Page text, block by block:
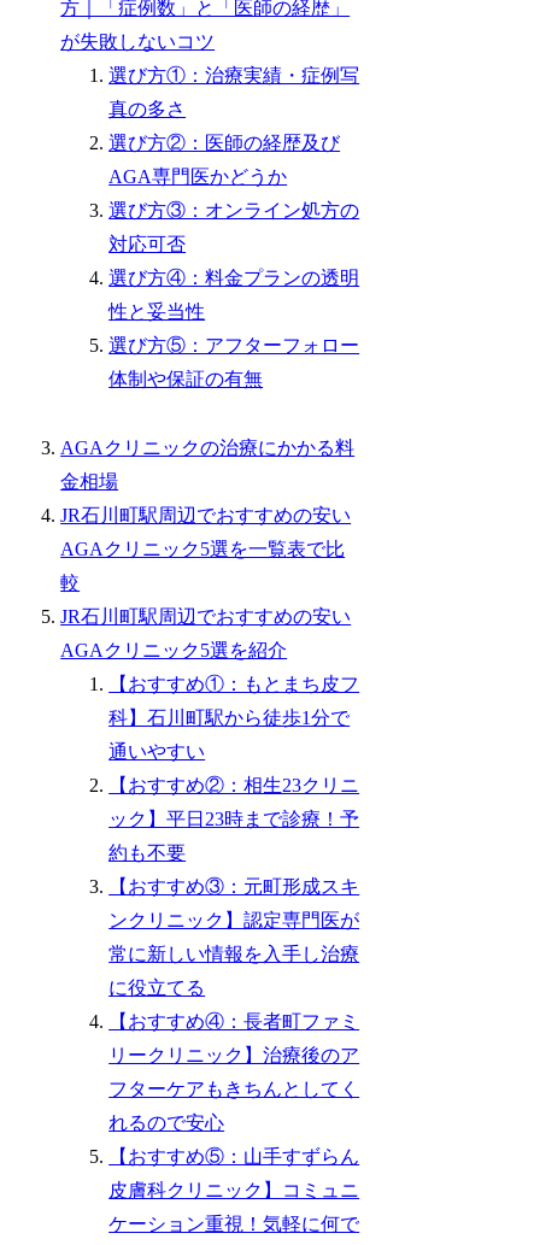
方｜「症例数」と「医師の経歴」
が失敗しないコツ
選び方①：治療実績・症例写
真の多さ
選び方②：医師の経歴及び
AGA専門医かどうか
選び方③：オンライン処方の
対応可否
選び方④：料金プランの透明
性と妥当性
選び方⑤：アフターフォロー
体制や保証の有無
AGAクリニックの治療にかかる料
金相場
JR石川町駅周辺でおすすめの安い
AGAクリニック5選を一覧表で比
較
JR石川町駅周辺でおすすめの安い
AGAクリニック5選を紹介
【おすすめ①：もとまち皮フ
科】石川町駅から徒歩1分で
通いやすい
【おすすめ②：相生23クリニ
ック】平日23時まで診療！予
約も不要
【おすすめ③：元町形成スキ
ンクリニック】認定専門医が
常に新しい情報を入手し治療
に役立てる
【おすすめ④：長者町ファミ
リークリニック】治療後のア
フターケアもきちんとしてく
れるので安心
【おすすめ⑤：山手すずらん
皮膚科クリニック】コミュニ
ケーション重視！気軽に何で